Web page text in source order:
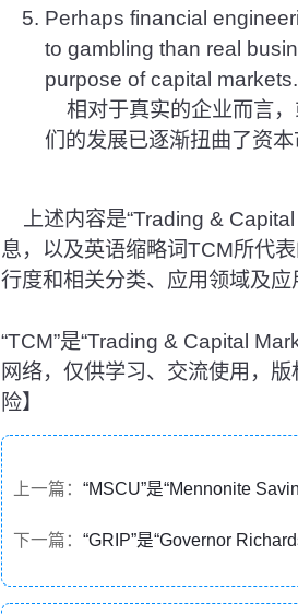
Perhaps financial
to gambling than real
purpose of capital markets.
相对于真实的企业而言，
们的发展已逐渐扭曲了资本
上述内容是“Trading & Capital
息，以及英语缩略词TCM所代
行度和相关分类、应用领域及应
“TCM”是“Trading & Capital
网络，仅供学习、交流使用，
险】
上一篇： “MSCU”是“Mennonite
下一篇： “GRIP”是“Governor